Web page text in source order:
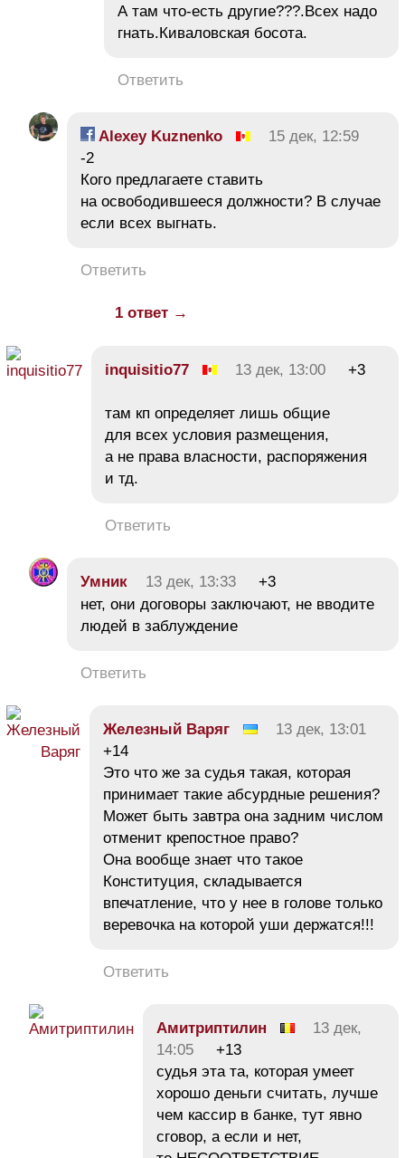
А там что-есть другие???.Всех надо
гнать.Киваловская босота.
Ответить
Alexey Kuznenko
15 дек, 12:59
-2
Кого предлагаете ставить
на освободившееся должности? В случае
если всех выгнать.
Ответить
1 ответ →
inquisitiо77 13 дек, 13:00 +3
там кп определяет лишь общие
для всех условия размещения,
а не права власности, распоряжения
и тд.
Ответить
Умник 13 дек, 13:33
+3
нет, они договоры заключают, не вводите
людей в заблуждение
Ответить
Железный Варяг
13 дек, 13:01
+14
Это что же за судья такая, которая
принимает такие абсурдные решения?
Может быть завтра она задним числом
отменит крепостное право?
Она вообще знает что такое
Конституция, складывается
впечатление, что у нее в голове только
веревочка на которой уши держатся!!!
Ответить
Амитриптилин
13 дек,
14:05
+13
судья эта та, которая умеет
хорошо деньги считать, лучше
чем кассир в банке, тут явно
сговор, а если и нет,